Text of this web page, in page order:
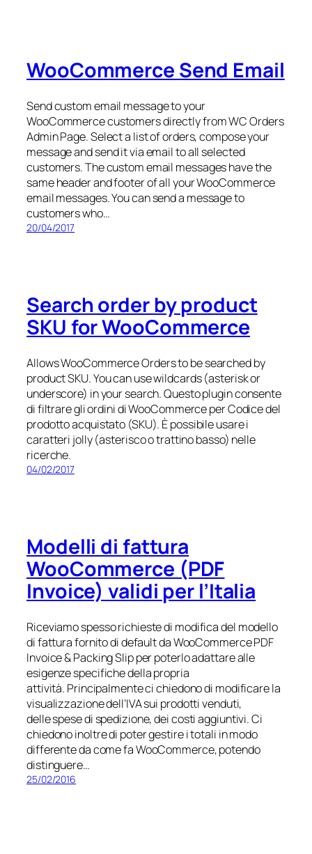
WooCommerce Send Email
Send custom email message to your
WooCommerce customers directly from WC Orders
Admin Page. Select a list of orders, compose your
message and send it via email to all selected
customers. The custom email messages have the
same header and footer of all your WooCommerce
email messages. You can send a message to
customers who…
20/04/2017
Search order by product
SKU for WooCommerce
Allows WooCommerce Orders to be searched by
product SKU. You can use wildcards (asterisk or
underscore) in your search. Questo plugin consente
di filtrare gli ordini di WooCommerce per Codice del
prodotto acquistato (SKU). È possibile usare i
caratteri jolly (asterisco o trattino basso) nelle
ricerche.
04/02/2017
Modelli di fattura
WooCommerce (PDF
Invoice) validi per l’Italia
Riceviamo spesso richieste di modifica del modello
di fattura fornito di default da WooCommerce PDF
Invoice & Packing Slip per poterlo adattare alle
esigenze specifiche della propria
attività. Principalmente ci chiedono di modificare la
visualizzazione dell’IVA sui prodotti venduti,
delle spese di spedizione, dei costi aggiuntivi. Ci
chiedono inoltre di poter gestire i totali in modo
differente da come fa WooCommerce, potendo
distinguere…
25/02/2016